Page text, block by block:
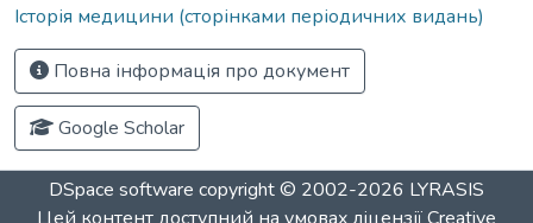
Історія медицини (сторінками періодичних видань)
Повна інформація про документ
Google Scholar
DSpace software copyright © 2002-2026 LYRASIS